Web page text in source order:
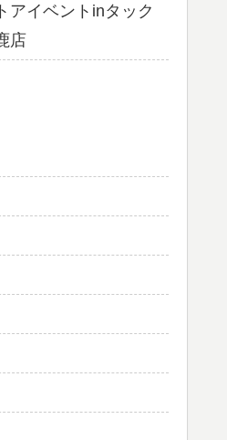
アイベントinタック
店